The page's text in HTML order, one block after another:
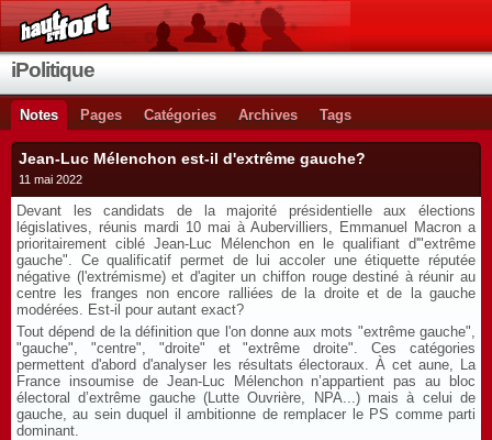
iPolitique
Notes Pages Catégories Archives Tags
Jean-Luc Mélenchon est-il d'extrême gauche?
11 mai 2022
Devant les candidats de la majorité présidentielle aux élections
législatives, réunis mardi 10 mai à Aubervilliers, Emmanuel Macron a
prioritairement ciblé Jean-Luc Mélenchon en le qualifiant d'"extrême
gauche". Ce qualificatif permet de lui accoler une étiquette réputée
négative (l'extrémisme) et d'agiter un chiffon rouge destiné à réunir au
centre les franges non encore ralliées de la droite et de la gauche
modérées. Est-il pour autant exact?
Tout dépend de la définition que l'on donne aux mots "extrême gauche",
"gauche", "centre", "droite" et "extrême droite". Ces catégories
permettent d'abord d'analyser les résultats électoraux. À cet aune, La
France insoumise de Jean-Luc Mélenchon n’appartient pas au bloc
électoral d’extrême gauche (Lutte Ouvrière, NPA...) mais à celui de
gauche, au sein duquel il ambitionne de remplacer le PS comme parti
dominant.